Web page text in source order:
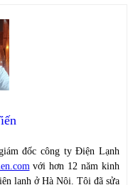
đốc công ty Điện Lạnh
với hơn 12 năm kinh
lạnh ở Hà Nội. Tôi đã sửa